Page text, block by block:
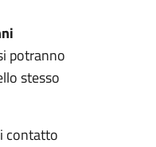
potranno
stesso
contatto